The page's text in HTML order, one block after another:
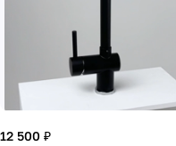
12 500 ₽